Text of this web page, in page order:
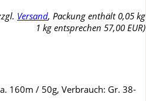
Versand, Packung enthält 0,05 kg
1 kg entsprechen 57,00 EUR)
160m / 50g, Verbrauch: Gr. 38-